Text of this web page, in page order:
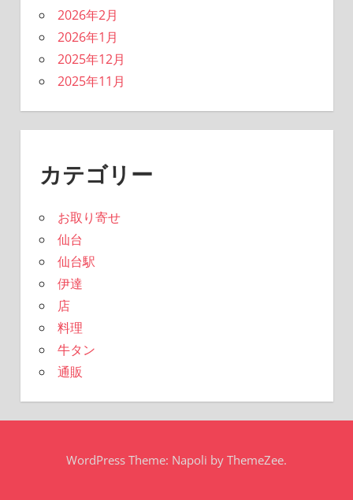
2026年2月
2026年1月
2025年12月
2025年11月
カテゴリー
お取り寄せ
仙台
仙台駅
伊達
店
料理
牛タン
通販
WordPress Theme: Napoli by ThemeZee.